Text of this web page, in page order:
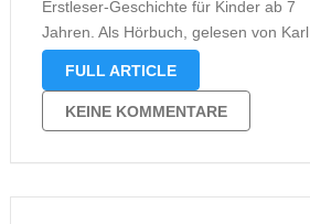
Erstleser-Geschichte für Kinder ab 7
Jahren. Als Hörbuch, gelesen von Karl
Menrad, verbessert diese Geschichte
sondern auch und insbesondere das
Hörverständnis. Dass der Fall „Thabo
und Emma: Ein böser Verdacht“
FULL ARTICLE
KEINE KOMMENTARE